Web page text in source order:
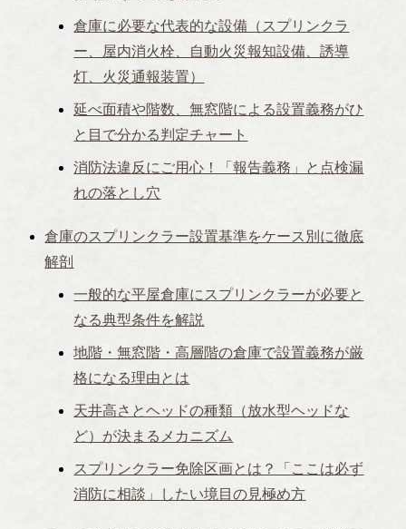
倉庫に必要な代表的な設備（スプリンクラ
ー、屋内消火栓、自動火災報知設備、誘導
灯、火災通報装置）
延べ面積や階数、無窓階による設置義務がひ
と目で分かる判定チャート
消防法違反にご用心！「報告義務」と点検漏
れの落とし穴
倉庫のスプリンクラー設置基準をケース別に徹底
解剖
一般的な平屋倉庫にスプリンクラーが必要と
なる典型条件を解説
地階・無窓階・高層階の倉庫で設置義務が厳
格になる理由とは
天井高さとヘッドの種類（放水型ヘッドな
ど）が決まるメカニズム
スプリンクラー免除区画とは？「ここは必ず
消防に相談」したい境目の見極め方